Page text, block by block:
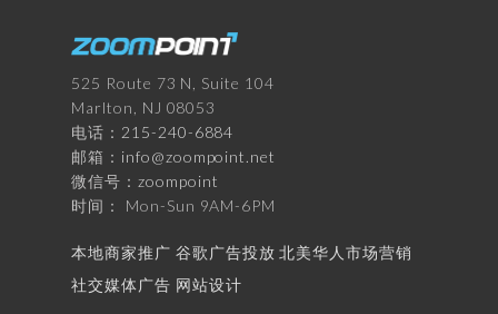
525 Route 73 N, Suite 104
Marlton, NJ 08053
电话： 215-240-6884
邮箱： info@zoompoint.net
微信号： zoompoint
时间： Mon-Sun 9AM-6PM
本地商家推广 谷歌广告投放 北美华人市场营销
社交媒体广告 网站设计